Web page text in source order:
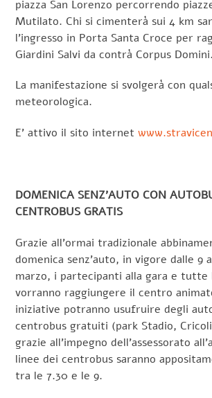
piazza San Lorenzo percorrendo
Mutilato. Chi si cimenterà sui 4 km
l’ingresso in Porta Santa Croce per
Giardini Salvi da contrà Corpus Domini.
La manifestazione si svolgerà con
meteorologica.
E’ attivo il sito internet
DOMENICA SENZ’AUTO CON
CENTROBUS GRATIS
Grazie all’ormai tradizionale
domenica senz’auto, in vigore dalle 9
marzo, i partecipanti alla gara e tutte
vorranno raggiungere il centro
iniziative potranno usufruire degli
centrobus gratuiti (park Stadio,
grazie all’impegno dell’assessorato
linee dei centrobus saranno
tra le 7.30 e le 9.